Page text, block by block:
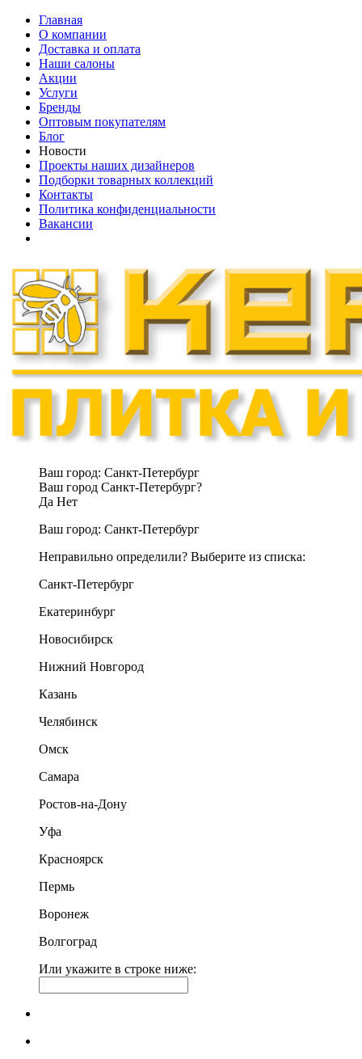
Главная
О компании
Доставка и оплата
Наши cалоны
Акции
Услуги
Бренды
Оптовым покупателям
Блог
Новости
Проекты наших дизайнеров
Подборки товарных коллекций
Контакты
Политика конфиденциальности
Вакансии
Ваш город: Санкт-Петербург
Ваш город Санкт-Петербург?
Да Нет
Ваш город: Санкт-Петербург
Неправильно определили? Выберите из списка:
Санкт-Петербург
Екатеринбург
Новосибирск
Нижний Новгород
Казань
Челябинск
Омск
Самара
Ростов-на-Дону
Уфа
Красноярск
Пермь
Воронеж
Волгоград
Или укажите в строке ниже: